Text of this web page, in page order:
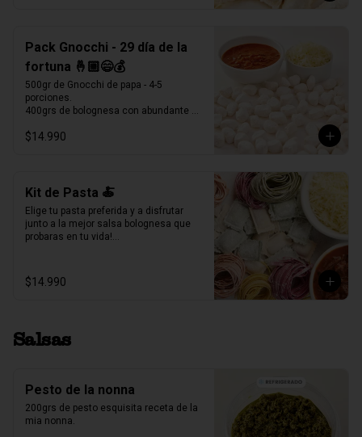
Pack Gnocchi - 29 día de la
fortuna 🤞🏼😄💰
500gr de Gnocchi de papa - 4-5
porciones.
400grs de bolognesa con abundante
100grs de queso parmesano rallado.
$14.990
Kit de Pasta 🍝
Elige tu pasta preferida y a disfrutar
junto a la mejor salsa bolognesa que
probaras en tu vida!
400grs de bolognesa con abundante
carne mechada de vacuno.
$14.990
Salsas
Pesto de la nonna
200grs de pesto esquisita receta de la
mia nonna.